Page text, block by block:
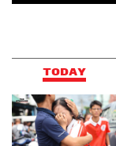
TODAY